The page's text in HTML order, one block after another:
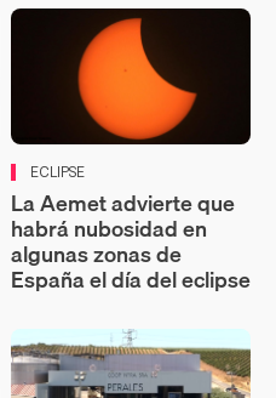
ECLIPSE
La Aemet advierte que
habrá nubosidad en
algunas zonas de
España el día del eclipse